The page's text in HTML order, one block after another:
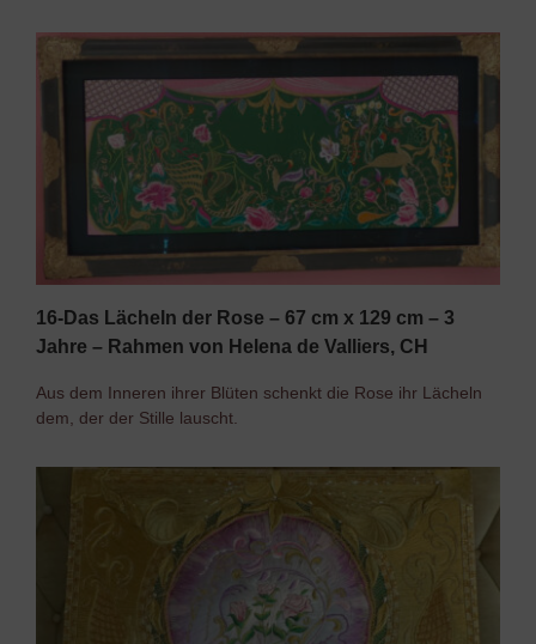
16-Das Lächeln der Rose – 67 cm x 129 cm – 3
Jahre – Rahmen von Helena de Valliers, CH
Aus dem Inneren ihrer Blüten schenkt die Rose ihr Lächeln
dem, der der Stille lauscht.